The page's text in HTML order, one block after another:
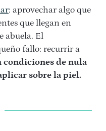
: aprovechar algo que
que llegan en
abuela. El
fallo: recurrir a
condiciones de nula
sobre la piel.